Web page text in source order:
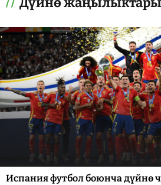
Испания футбол боюнча дүйнө